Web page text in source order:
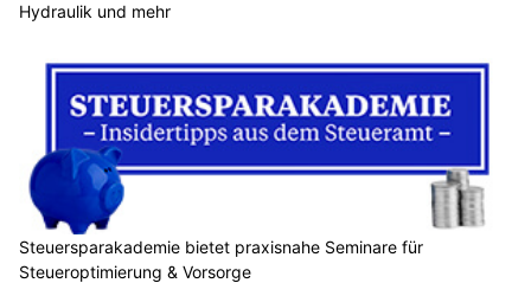
Hydraulik und mehr
Steuersparakademie bietet praxisnahe Seminare für
Steueroptimierung & Vorsorge